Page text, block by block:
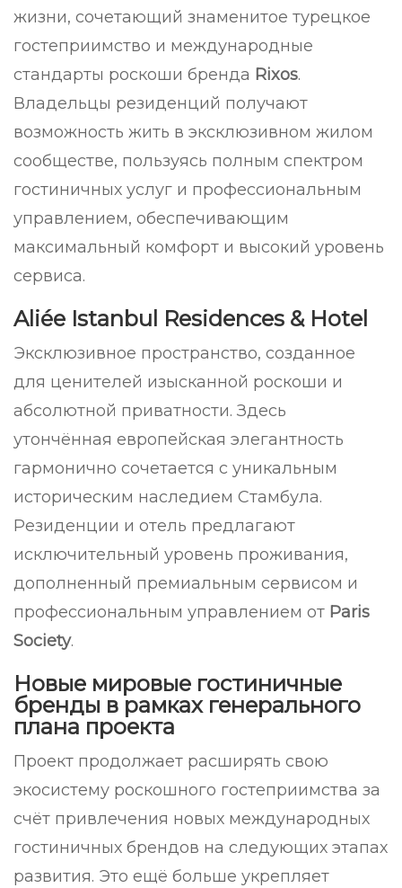
жизни, сочетающий знаменитое турецкое
гостеприимство и международные
стандарты роскоши бренда Rixos.
Владельцы резиденций получают
возможность жить в эксклюзивном жилом
сообществе, пользуясь полным спектром
гостиничных услуг и профессиональным
управлением, обеспечивающим
максимальный комфорт и высокий уровень
сервиса.
Aliée Istanbul Residences & Hotel
Эксклюзивное пространство, созданное
для ценителей изысканной роскоши и
абсолютной приватности. Здесь
утончённая европейская элегантность
гармонично сочетается с уникальным
историческим наследием Стамбула.
Резиденции и отель предлагают
исключительный уровень проживания,
дополненный премиальным сервисом и
профессиональным управлением от Paris
Society.
Новые мировые гостиничные
бренды в рамках генерального
плана проекта
Проект продолжает расширять свою
экосистему роскошного гостеприимства за
счёт привлечения новых международных
гостиничных брендов на следующих этапах
развития. Это ещё больше укрепляет